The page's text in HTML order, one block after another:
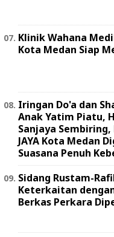
Klinik Wahana
Kota Medan Siap
Iringan Do'a dan
Anak Yatim Piatu,
Sanjaya Sembiring,
JAYA Kota Medan
Suasana Penuh
Sidang Rustam-
Keterkaitan
Berkas Perkara